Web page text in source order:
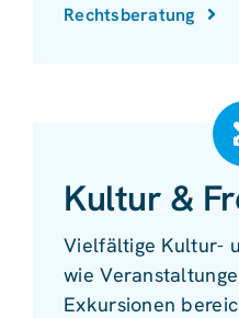
Rechtsberatung
Kultur &
Vielfältige Kultur-
wie
Exkursionen